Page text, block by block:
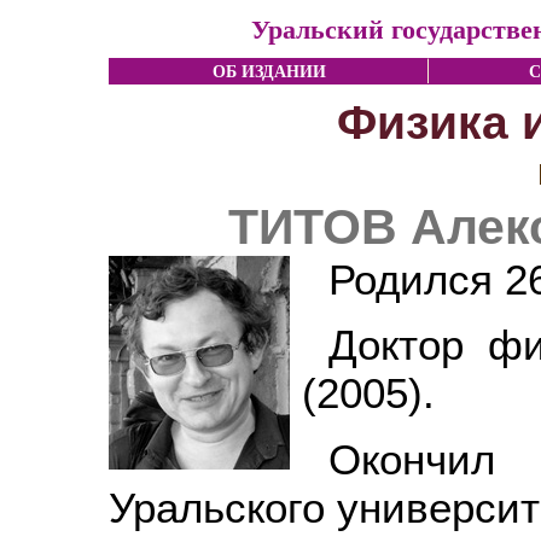
Уральский
ОБ ИЗДАНИИ
Физика
ТИТОВ
Родился
Доктор
(2005).
Окончил
Уральского